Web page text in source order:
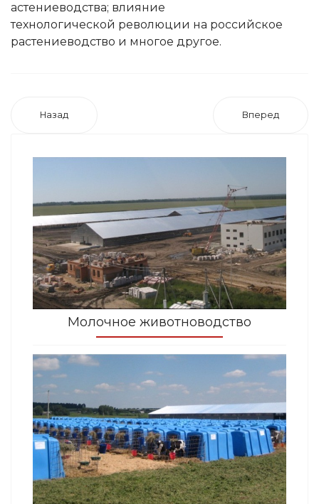
астениеводства; влияние
технологической революции на российское
растениеводство и многое другое.
Назад Вперед
Молочное животноводство